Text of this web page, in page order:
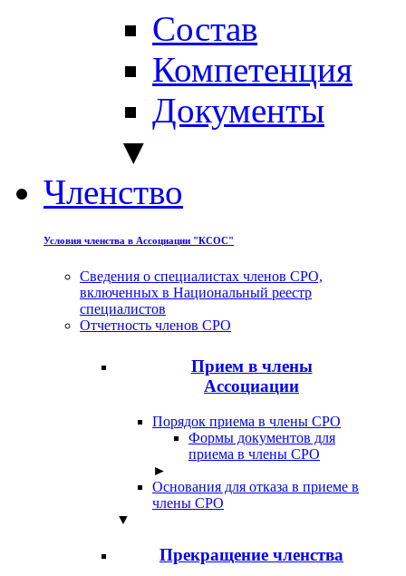
Состав
Компетенция
Документы
▼
Членство
Условия членства в Ассоциации "КСОС"
Сведения о специалистах членов СРО,
включенных в Национальный реестр
специалистов
Отчетность членов СРО
Прием в члены
Ассоциации
Порядок приема в члены СРО
Формы документов для
приема в члены СРО
►
Основания для отказа в приеме в
члены СРО
▼
Прекращение членства